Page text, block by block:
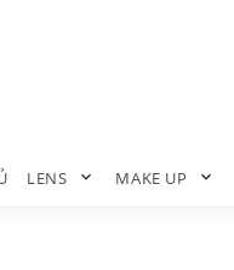
LENS MAKE UP